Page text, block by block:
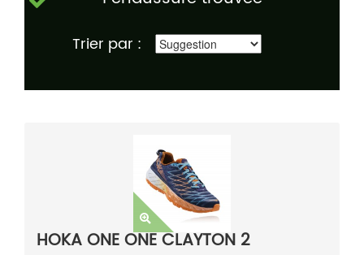
Trier par :
HOKA ONE ONE CLAYTON 2